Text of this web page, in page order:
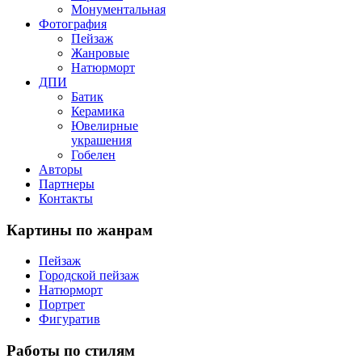
Монументальная
Фотография
Пейзаж
Жанровые
Натюрморт
ДПИ
Батик
Керамика
Ювелирные
украшения
Гобелен
Авторы
Партнеры
Контакты
Картины по жанрам
Пейзаж
Городской пейзаж
Натюрморт
Портрет
Фигуратив
Работы по стилям